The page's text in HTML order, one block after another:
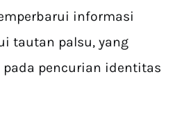
informasi
tautan palsu, yang
pencurian identitas